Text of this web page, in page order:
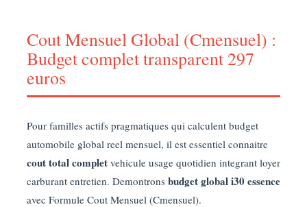
Cout Mensuel Global (Cmensuel) :
Budget complet transparent 297
euros
Pour familles actifs pragmatiques qui calculent budget
automobile global reel mensuel, il est essentiel connaitre
cout total complet vehicule usage quotidien integrant loyer
carburant entretien. Demontrons budget global i30 essence
avec Formule Cout Mensuel (Cmensuel).